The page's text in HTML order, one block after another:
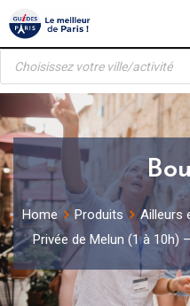
Skip
to
content
Recherche
produits
Home Produits Ailleurs
Privée de Melun (1 à 10h)